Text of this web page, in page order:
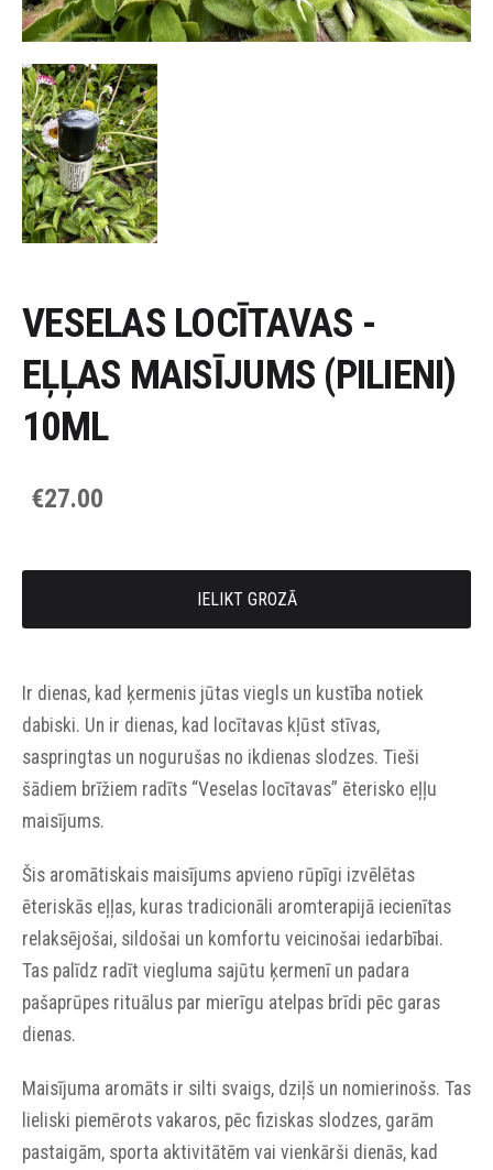
VESELAS LOCĪTAVAS -
EĻĻAS MAISĪJUMS (PILIENI)
10ML
€27.00
IELIKT GROZĀ
Ir dienas, kad ķermenis jūtas viegls un kustība notiek
dabiski. Un ir dienas, kad locītavas kļūst stīvas,
saspringtas un nogurušas no ikdienas slodzes. Tieši
šādiem brīžiem radīts “Veselas locītavas” ēterisko eļļu
maisījums.
Šis aromātiskais maisījums apvieno rūpīgi izvēlētas
ēteriskās eļļas, kuras tradicionāli aromterapijā iecienītas
relaksējošai, sildošai un komfortu veicinošai iedarbībai.
Tas palīdz radīt viegluma sajūtu ķermenī un padara
pašaprūpes rituālus par mierīgu atelpas brīdi pēc garas
dienas.
Maisījuma aromāts ir silti svaigs, dziļš un nomierinošs. Tas
lieliski piemērots vakaros, pēc fiziskas slodzes, garām
pastaigām, sporta aktivitātēm vai vienkārši dienās, kad